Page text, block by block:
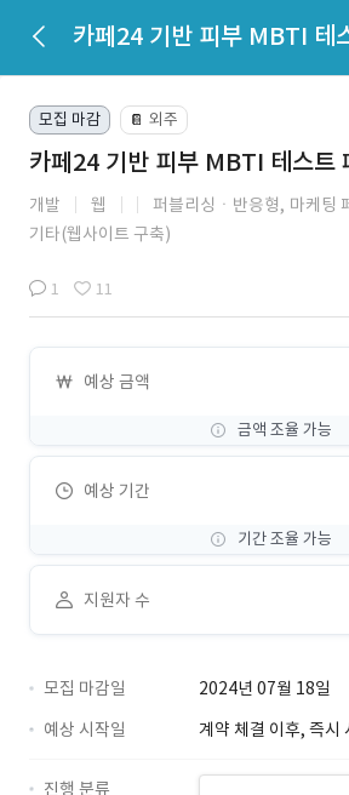
모집 마감 📔 외주
카페24 기반 피부 MBTI 테스트
개발 웹 퍼블리싱ㆍ반응형, 마케팅
기타(웹사이트 구축)
1 11
예상 금액
금액 조율 가능
예상 기간
기간 조율 가능
지원자 수
모집 마감일
2024년 07월 18일
예상 시작일
계약 체결 이후, 즉시
진행 분류